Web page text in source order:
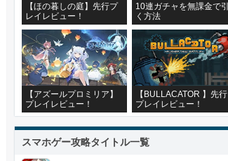
【ほの暮しの庭】先行プ
レイレビュー！
10連ガチャを無課金で引
く方法
【アズールプロミリア】
プレイレビュー！
【BULLACATOR 】先行
プレイレビュー！
スマホゲー攻略タイトル一覧